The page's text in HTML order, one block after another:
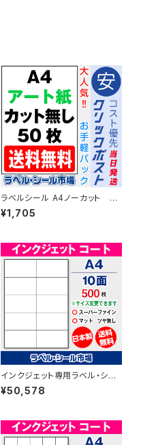
ラベルシール A4ノーカット レ
ーザープリンター専用アート
紙 50枚 クリックポスト版
¥1,705
インクジェット専用ラベル・シー
ル A4-10面カット コート
紙 500枚 T2Y5iA
¥50,578